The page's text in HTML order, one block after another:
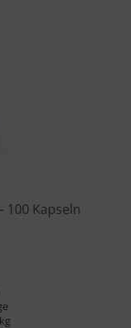
100 Kapseln
kg